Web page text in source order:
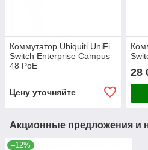
Коммутатор Ubiquiti UniFi
Switch Enterprise Campus
48 PoE
Цену уточняйте
28
Акционные предложения и
–12%